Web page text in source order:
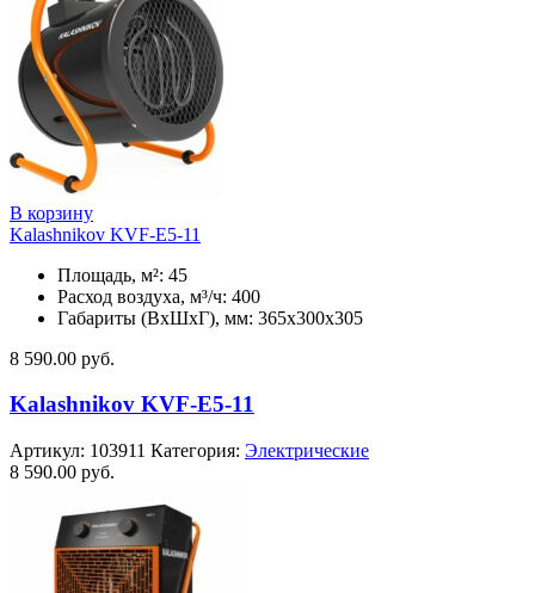
В корзину
Kalashnikov KVF-E5-11
Площадь, м²: 45
Расход воздуха, м³/ч: 400
Габариты (ВхШхГ), мм: 365x300x305
8 590.00 руб.
Kalashnikov KVF-E5-11
Артикул: 103911 Категория: Электрические
8 590.00 руб.